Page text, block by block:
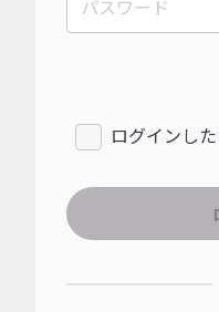
ログインし